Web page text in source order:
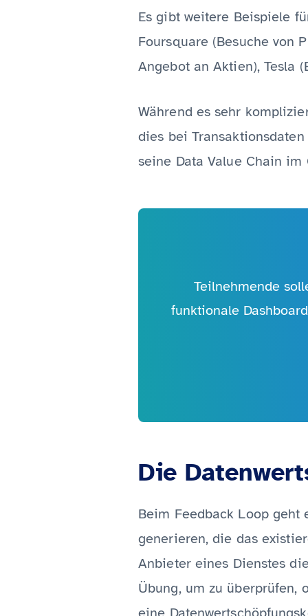
Es gibt weitere Beispiele
Foursquare (Besuche von
Angebot an Aktien), Tesla
Während es sehr
dies bei
seine Data Value Chain im
Teilnehmende
funktionale
Die
Beim Feedback Loop geht
generieren, die das
Anbieter eines Dienstes
Übung, um zu überprüfen,